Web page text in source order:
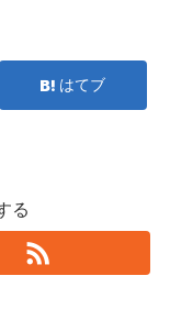
はてブ
る